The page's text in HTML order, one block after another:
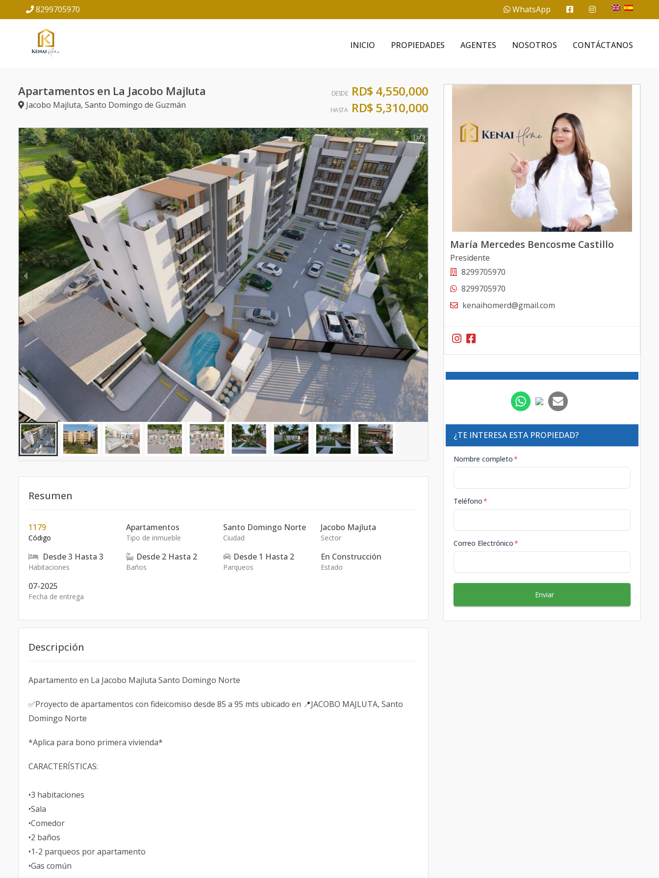
8299705970 WhatsApp
INICIO PROPIEDADES AGENTES NOSOTROS CONTÁCTANOS
Apartamentos en La Jacobo Majluta
Jacobo Majluta, Santo Domingo de Guzmán
DESDE RD$ 4,550,000
HASTA RD$ 5,310,000
1 of 9
Resumen
1179
Código
Apartamentos
Tipo de inmueble
Santo Domingo Norte
Ciudad
Jacobo Majluta
Sector
Desde3 Hasta 3
Habitaciones
Desde 2 Hasta 2
Baños
Desde 1 Hasta 2
Parqueos
En Construcción
Estado
07-2025
Fecha de entrega
Descripción
Apartamento en La Jacobo Majluta Santo Domingo Norte
✅Proyecto de apartamentos con fideicomiso desde 85 a 95 mts ubicado en 📍JACOBO MAJLUTA, Santo
Domingo Norte
*Aplica para bono primera vivienda*
CARACTERÍSTICAS:
•3 habitaciones
•Sala
•Comedor
•2 baños
•1-2 parqueos por apartamento
•Gas común
María Mercedes Bencosme Castillo
Presidente
8299705970
8299705970
kenaihomerd@gmail.com
¿TE INTERESA ESTA PROPIEDAD?
Nombre completo*
Teléfono*
Correo Electrónico*
Enviar